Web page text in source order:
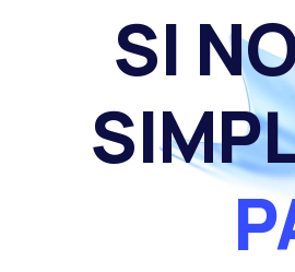
SI